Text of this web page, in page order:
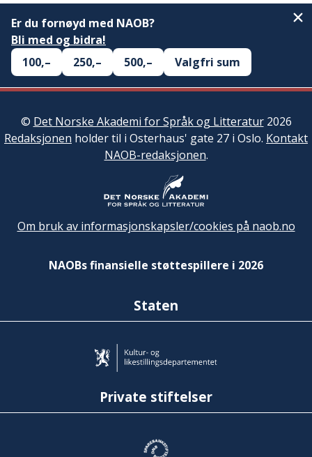
Er du fornøyd med NAOB?
Bli med og bidra!
100,–
250,– 500,– Valgfri sum
© Det Norske Akademi for Språk og Litteratur2026
Redaksjonen holder til i Osterhaus' gate 27 i Oslo. Kontakt
NAOB-redaksjonen.
Om bruk av informasjonskapsler/cookies på naob.no
NAOBs finansielle støttespillere i 2026
Staten
Private stiftelser